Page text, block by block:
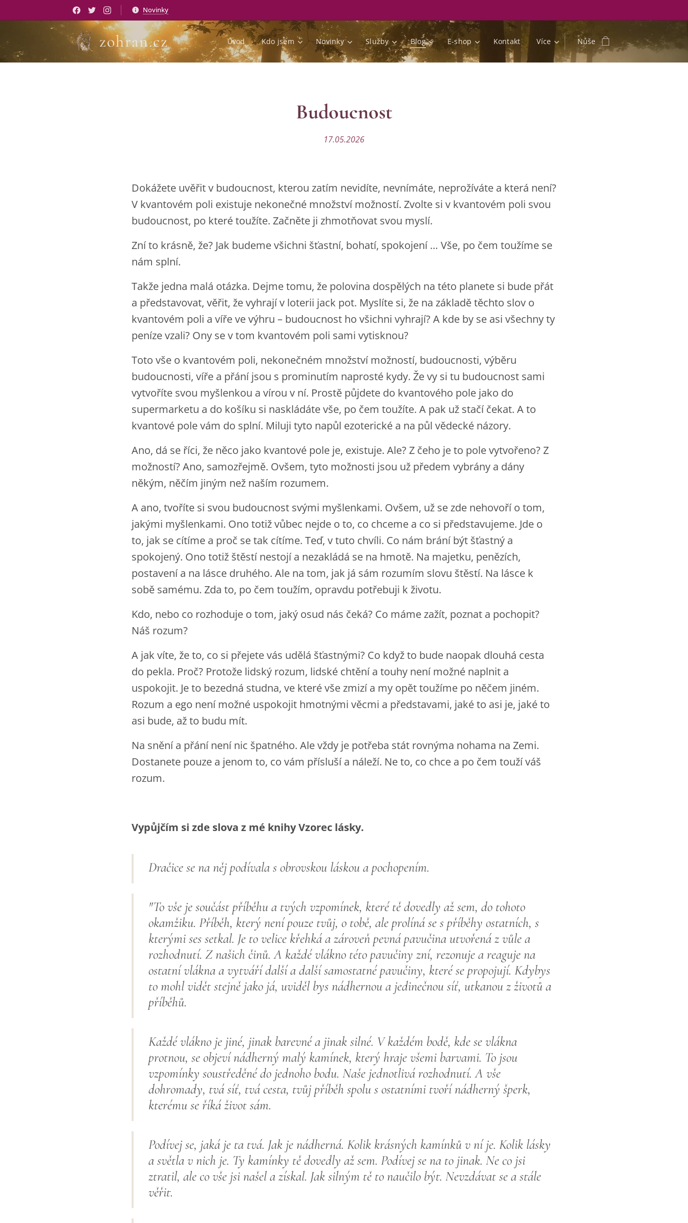
Novinky
zohran.cz Úvod Kdo jsem Novinky Služby Blog E-shop Kontakt Více Nůše
Budoucnost
17.05.2026
Dokážete uvěřit v budoucnost, kterou zatím nevidíte, nevnímáte, neprožíváte a která není?
V kvantovém poli existuje nekonečné množství možností. Zvolte si v kvantovém poli svou
budoucnost, po které toužíte. Začněte ji zhmotňovat svou myslí.
Zní to krásně, že? Jak budeme všichni šťastní, bohatí, spokojení … Vše, po čem toužíme se
nám splní.
Takže jedna malá otázka. Dejme tomu, že polovina dospělých na této planete si bude přát
a představovat, věřit, že vyhrají v loterii jack pot. Myslíte si, že na základě těchto slov o
kvantovém poli a víře ve výhru – budoucnost ho všichni vyhrají? A kde by se asi všechny ty
peníze vzali? Ony se v tom kvantovém poli sami vytisknou?
Toto vše o kvantovém poli, nekonečném množství možností, budoucnosti, výběru
budoucnosti, víře a přání jsou s prominutím naprosté kydy. Že vy si tu budoucnost sami
vytvoříte svou myšlenkou a vírou v ní. Prostě půjdete do kvantového pole jako do
supermarketu a do košíku si naskládáte vše, po čem toužíte. A pak už stačí čekat. A to
kvantové pole vám do splní. Miluji tyto napůl ezoterické a na půl vědecké názory.
Ano, dá se říci, že něco jako kvantové pole je, existuje. Ale? Z čeho je to pole vytvořeno? Z
možností? Ano, samozřejmě. Ovšem, tyto možnosti jsou už předem vybrány a dány
někým, něčím jiným než naším rozumem.
A ano, tvoříte si svou budoucnost svými myšlenkami. Ovšem, už se zde nehovoří o tom,
jakými myšlenkami. Ono totiž vůbec nejde o to, co chceme a co si představujeme. Jde o
to, jak se cítíme a proč se tak cítíme. Teď, v tuto chvíli. Co nám brání být šťastný a
spokojený. Ono totiž štěstí nestojí a nezakládá se na hmotě. Na majetku, penězích,
postavení a na lásce druhého. Ale na tom, jak já sám rozumím slovu štěstí. Na lásce k
sobě samému. Zda to, po čem toužím, opravdu potřebuji k životu.
Kdo, nebo co rozhoduje o tom, jaký osud nás čeká? Co máme zažít, poznat a pochopit?
Náš rozum?
A jak víte, že to, co si přejete vás udělá šťastnými? Co když to bude naopak dlouhá cesta
do pekla. Proč? Protože lidský rozum, lidské chtění a touhy není možné naplnit a
uspokojit. Je to bezedná studna, ve které vše zmizí a my opět toužíme po něčem jiném.
Rozum a ego není možné uspokojit hmotnými věcmi a představami, jaké to asi je, jaké to
asi bude, až to budu mít.
Na snění a přání není nic špatného. Ale vždy je potřeba stát rovnýma nohama na Zemi.
Dostanete pouze a jenom to, co vám přísluší a náleží. Ne to, co chce a po čem touží váš
rozum.
Vypůjčím si zde slova z mé knihy Vzorec lásky.
Dračice se na něj podívala s obrovskou láskou a pochopením.
"To vše je součást příběhu a tvých vzpomínek, které tě dovedly až sem, do tohoto
okamžiku. Příběh, který není pouze tvůj, o tobě, ale prolíná se s příběhy ostatních, s
kterými ses setkal. Je to velice křehká a zároveň pevná pavučina utvořená z vůle a
rozhodnutí. Z našich činů. A každé vlákno této pavučiny zní, rezonuje a reaguje na
ostatní vlákna a vytváří další a další samostatné pavučiny, které se propojují. Kdybys
to mohl vidět stejně jako já, uviděl bys nádhernou a jedinečnou síť, utkanou z životů a
příběhů.
Každé vlákno je jiné, jinak barevné a jinak silné. V každém bodě, kde se vlákna
protnou, se objeví nádherný malý kamínek, který hraje všemi barvami. To jsou
vzpomínky soustředěné do jednoho bodu. Naše jednotlivá rozhodnutí. A vše
dohromady, tvá síť, tvá cesta, tvůj příběh spolu s ostatními tvoří nádherný šperk,
kterému se říká život sám.
Podívej se, jaká je ta tvá. Jak je nádherná. Kolik krásných kamínků v ní je. Kolik lásky
a světla v nich je. Ty kamínky tě dovedly až sem. Podívej se na to jinak. Ne co jsi
ztratil, ale co vše jsi našel a získal. Jak silným tě to naučilo být. Nevzdávat se a stále
věřit.